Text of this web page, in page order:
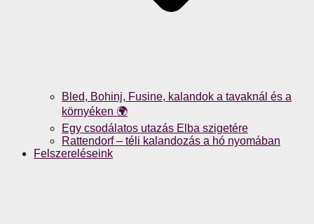
Bled, Bohinj, Fusine, kalandok a tavaknál és a
környéken 🌍
Egy csodálatos utazás Elba szigetére
Rattendorf – téli kalandozás a hó nyomában
Felszereléseink